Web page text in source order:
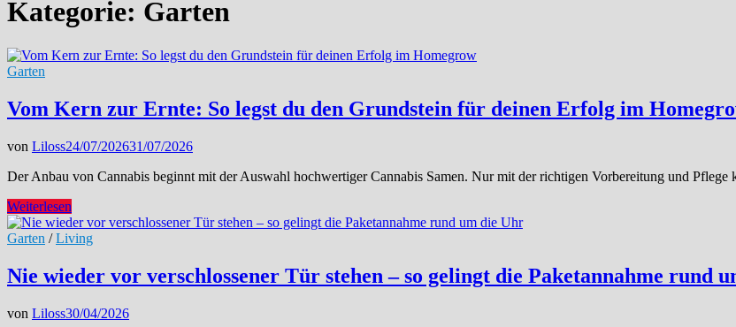
Kategorie: Garten
Garten
Vom Kern zur Ernte: So legst du den Grundstein für deinen Erfolg im
von Liloss24/07/202631/07/2026
Der Anbau von Cannabis beginnt mit der Auswahl hochwertiger Cannabis Samen. Nur mit der richtigen Vorbereitung und
Vom
Kern
zur
So
legst
den
Weiterlesen
Garten /Living
Nie wieder vor verschlossener Tür stehen – so gelingt die Paketannahme rund
von Liloss30/04/2026